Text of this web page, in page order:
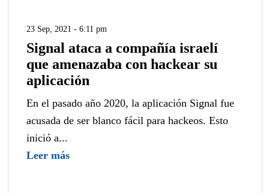
23 Sep, 2021 - 6:11 pm
Signal ataca a compañía israelí
que amenazaba con hackear su
aplicación
En el pasado año 2020, la aplicación Signal fue
acusada de ser blanco fácil para hackeos. Esto
inició a...
Leer más